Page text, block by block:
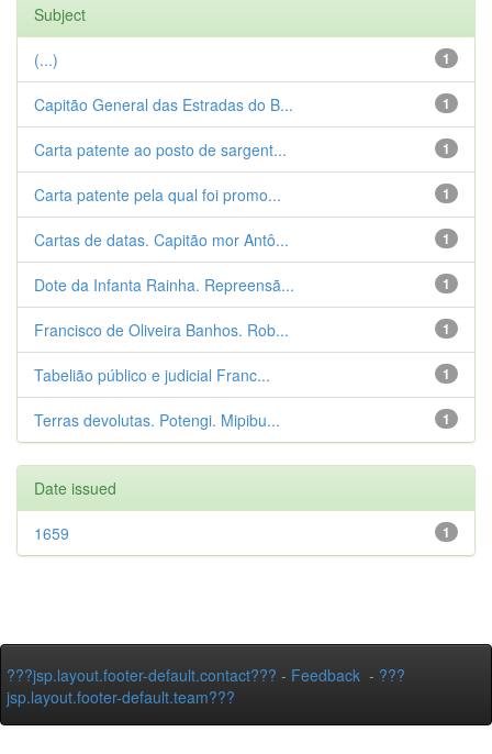
Subject
1
(...)
1
Capitão General das Estradas do B...
1
Carta patente ao posto de sargent...
1
Carta patente pela qual foi promo...
1
Cartas de datas. Capitão mor Antô...
1
Dote da Infanta Rainha. Repreensã...
1
Francisco de Oliveira Banhos. Rob...
1
Tabelião público e judicial Franc...
1
Terras devolutas. Potengi. Mipibu...
Date issued
1
1659
???jsp.layout.footer-default.contact??? - Feedback - ???
jsp.layout.footer-default.team???